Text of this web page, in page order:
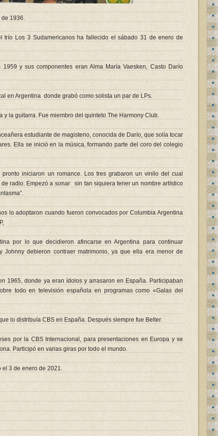
de 1936.
trío Los 3 Sudamericanos ha fallecido el sábado 31 de enero de
y sus componentes eran Alma María Vaesken, Casto Darío
en Argentina donde grabó como solista un par de LPs.
y la guitarra. Fue miembro del quinteto The Harmony Club.
estudiante de magisterio, conocida de Darío, que solía tocar
Ella se inició en la música, formando parte del coro del colegio
iniciaron un romance. Los tres grabaron un vinilo del cual
de radio. Empezó a sonar sin tan siquiera tener un nombre artístico
lo adoptaron cuando fueron convocados por Columbia Argentina
por lo que decidieron afincarse en Argentina para continuar
Johnny debieron contraer matrimonio, ya que ella era menor de
1965, donde ya eran ídolos y arrasaron en España. Participaban
todo en televisión española en programas como «Galas del
lo distribuía CBS en España. Después siempre fue Belter.
por la CBS Internacional, para presentaciones en Europa y se
Participó en varias giras por todo el mundo.
el 3 de enero de 2021.